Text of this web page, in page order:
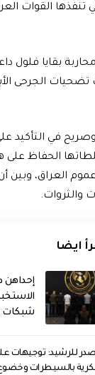
القوات
بقايا فلول
تضحيات الجرحى
في التأكيد
الحفاظ على
العراق، وبين
والثروات.
ايضا
إحداهن
شبكات
للرشيد: توجيهات
بالسيطرات وخضوع